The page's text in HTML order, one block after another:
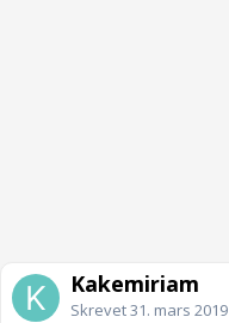
Kakemiriam
Skrevet31. mars 2019